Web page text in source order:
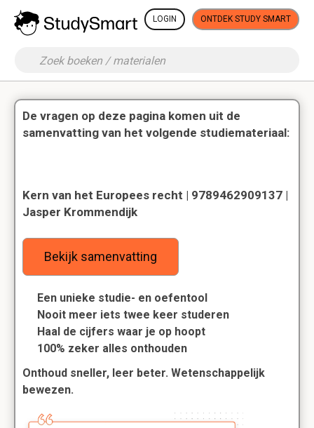
LOGIN ONTDEK STUDY SMART
De vragen op deze pagina komen uit de
samenvatting van het volgende studiemateriaal:
Kern van het Europees recht | 9789462909137 |
Jasper Krommendijk
Bekijk samenvatting
Een unieke studie- en oefentool
Nooit meer iets twee keer studeren
Haal de cijfers waar je op hoopt
100% zeker alles onthouden
Onthoud sneller, leer beter. Wetenschappelijk
bewezen.